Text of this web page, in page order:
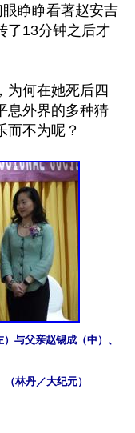
睁睁看著赵安吉
了13分钟之后才
为何在她死后四
息外界的多种猜
而不为呢？
与父亲赵锡成（中）、
林丹／大纪元）